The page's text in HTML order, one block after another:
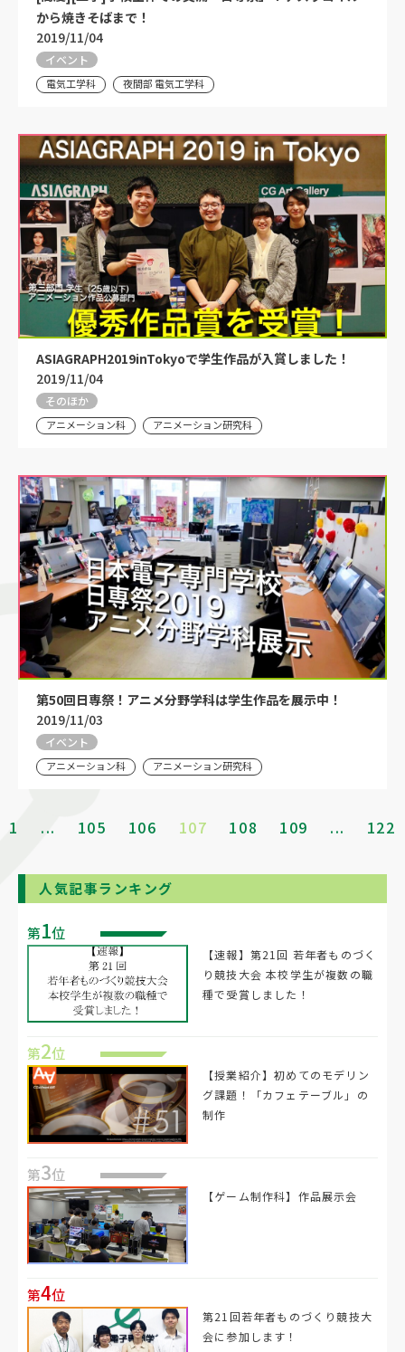
から焼きそばまで！
2019/11/04
イベント
電気工学科 夜間部 電気工学科
ASIAGRAPH2019inTokyoで学生作品が入賞しました！
2019/11/04
そのほか
アニメーション科 アニメーション研究科
第50回日専祭！アニメ分野学科は学生作品を展示中！
2019/11/03
イベント
アニメーション科 アニメーション研究科
1 ... 105 106 107 108 109 ... 122
人気記事ランキング
第1位
【速報】第21回 若年者ものづく
り競技大会 本校学生が複数の職
種で受賞しました！
第2位
【授業紹介】初めてのモデリン
グ課題！「カフェテーブル」の
制作
第3位
【ゲーム制作科】作品展示会
第4位
第21回若年者ものづくり競技大
会に参加します！